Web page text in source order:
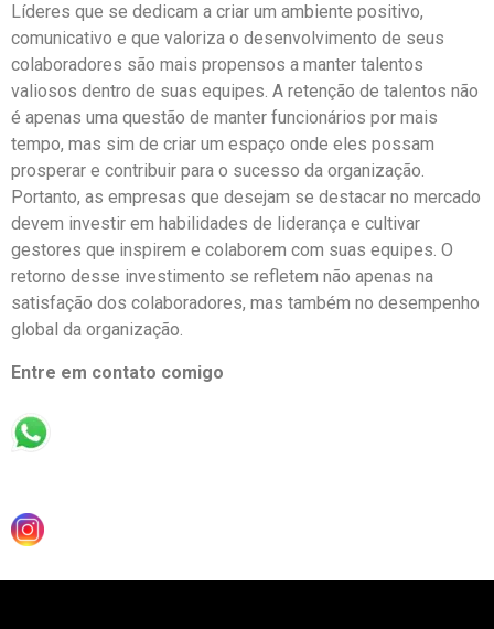
Líderes que se dedicam a criar um ambiente positivo,
comunicativo e que valoriza o desenvolvimento de seus
colaboradores são mais propensos a manter talentos
valiosos dentro de suas equipes. A retenção de talentos não
é apenas uma questão de manter funcionários por mais
tempo, mas sim de criar um espaço onde eles possam
prosperar e contribuir para o sucesso da organização.
Portanto, as empresas que desejam se destacar no mercado
devem investir em habilidades de liderança e cultivar
gestores que inspirem e colaborem com suas equipes. O
retorno desse investimento se refletem não apenas na
satisfação dos colaboradores, mas também no desempenho
global da organização.
Entre em contato comigo